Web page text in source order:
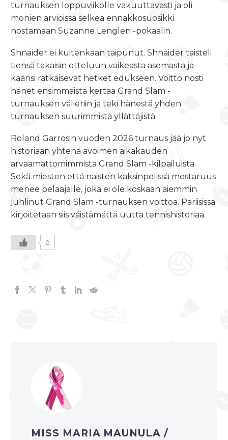
turnauksen loppuviikolle vakuuttavasti ja oli
monien arvioissa selkeä ennakkosuosikki
nostamaan Suzanne Lenglen -pokaalin.
Shnaider ei kuitenkaan taipunut. Shnaider taisteli
tiensä takaisin otteluun vaikeasta asemasta ja
käänsi ratkaisevat hetket edukseen. Voitto nosti
hänet ensimmäistä kertaa Grand Slam -
turnauksen välieriin ja teki hänestä yhden
turnauksen suurimmista yllättäjistä.
Roland Garrosin vuoden 2026 turnaus jää jo nyt
historiaan yhtenä avoimen aikakauden
arvaamattomimmista Grand Slam -kilpailuista.
Sekä miesten että naisten kaksinpelissä mestaruus
menee pelaajalle, joka ei ole koskaan aiemmin
juhlinut Grand Slam -turnauksen voittoa. Pariisissa
kirjoitetaan siis väistämättä uutta tennishistoriaa.
0
MISS MARIA MAUNULA/